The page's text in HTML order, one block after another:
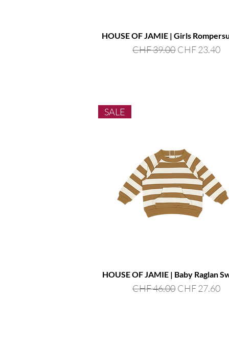
HOUSE OF JAMIE | Girls
Standardpreis
CHF 39.00 Sale-Preis
CHF 23.40
SALE
HOUSE OF JAMIE | Baby Raglan
Standardpreis
CHF 46.00 Sale-Preis
CHF 27.60